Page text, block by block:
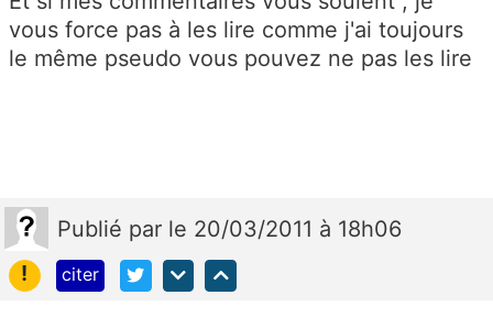
vous force pas à les lire comme j'ai toujours
le même pseudo vous pouvez ne pas les lire
Publié par le 20/03/2011 à 18h06
!
citer